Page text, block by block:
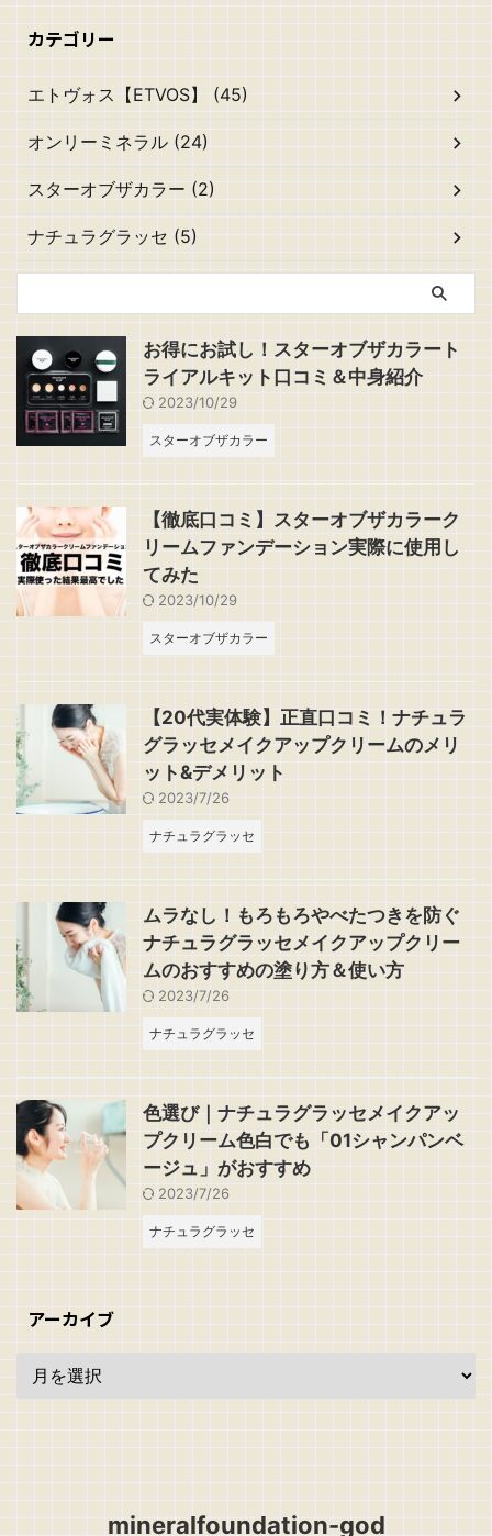
カテゴリー
エトヴォス【ETVOS】 (45)
オンリーミネラル (24)
スターオブザカラー (2)
ナチュラグラッセ (5)
お得にお試し！スターオブザカラート
ライアルキット口コミ＆中身紹介
2023/10/29
スターオブザカラー
【徹底口コミ】スターオブザカラーク
リームファンデーション実際に使用し
てみた
2023/10/29
スターオブザカラー
【20代実体験】正直口コミ！ナチュラ
グラッセメイクアップクリームのメリ
ット&デメリット
2023/7/26
ナチュラグラッセ
ムラなし！もろもろやべたつきを防ぐ
ナチュラグラッセメイクアップクリー
ムのおすすめの塗り方＆使い方
2023/7/26
ナチュラグラッセ
色選び｜ナチュラグラッセメイクアッ
プクリーム色白でも「01シャンパンベ
ージュ」がおすすめ
2023/7/26
ナチュラグラッセ
アーカイブ
mineralfoundation-god